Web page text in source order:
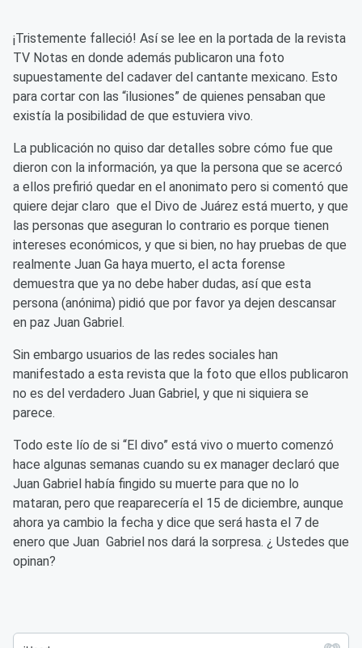
¡Tristemente falleció! Así se lee en la portada de la revista
TV Notas en donde además publicaron una foto
supuestamente del cadaver del cantante mexicano. Esto
para cortar con las “ilusiones” de quienes pensaban que
existía la posibilidad de que estuviera vivo.
La publicación no quiso dar detalles sobre cómo fue que
dieron con la información, ya que la persona que se acercó
a ellos prefirió quedar en el anonimato pero si comentó que
quiere dejar claro que el Divo de Juárez está muerto, y que
las personas que aseguran lo contrario es porque tienen
intereses económicos, y que si bien, no hay pruebas de que
realmente Juan Ga haya muerto, el acta forense
demuestra que ya no debe haber dudas, así que esta
persona (anónima) pidió que por favor ya dejen descansar
en paz Juan Gabriel.
Sin embargo usuarios de las redes sociales han
manifestado a esta revista que la foto que ellos publicaron
no es del verdadero Juan Gabriel, y que ni siquiera se
parece.
Todo este lío de si “El divo” está vivo o muerto comenzó
hace algunas semanas cuando su ex manager declaró que
Juan Gabriel había fingido su muerte para que no lo
mataran, pero que reaparecería el 15 de diciembre, aunque
ahora ya cambio la fecha y dice que será hasta el 7 de
enero que Juan Gabriel nos dará la sorpresa. ¿ Ustedes que
opinan?